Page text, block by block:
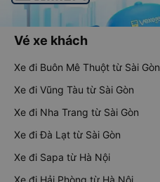
Vé xe khách
Xe đi Buôn Mê Thuột từ Sài Gòn
Xe đi Vũng Tàu từ Sài Gòn
Xe đi Nha Trang từ Sài Gòn
Xe đi Đà Lạt từ Sài Gòn
Xe đi Sapa từ Hà Nội
Xe đi Hải Phòng từ Hà Nội